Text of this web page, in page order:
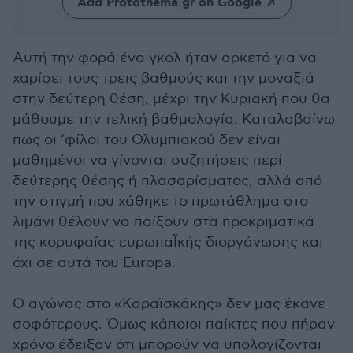
Αυτή την φορά ένα γκολ ήταν αρκετό για να
χαρίσει τους τρεις βαθμούς και την μοναξιά
στην δεύτερη θέση, μέχρι την Κυριακή που θα
μάθουμε την τελική βαθμολογία. Καταλαβαίνω
πως οι ‘φίλοι του Ολυμπιακού δεν είναι
μαθημένοι να γίνονται συζητήσεις περί
δεύτερης θέσης ή πλασαρίσματος, αλλά από
την στιγμή που χάθηκε το πρωτάθλημα στο
λιμάνι θέλουν να παίξουν στα προκριματικά
της κορυφαίας ευρωπαΪκής διοργάνωσης και
όχι σε αυτά του Europa.
Ο αγώνας στο «Καραϊσκάκης» δεν μας έκανε
σοφότερους. Όμως κάποιοι παίκτες που πήραν
χρόνο έδειξαν ότι μπορούν να υπολογίζονται